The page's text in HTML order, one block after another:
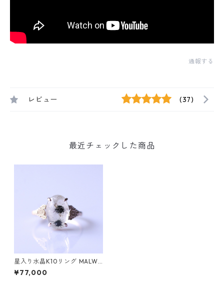
通報する
レビュー (37)
最近チェックした商品
星入り水晶K10リング MALWA
(マルワ)
¥77,000